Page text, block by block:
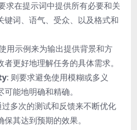
求在提示词中提供所有必要和关
键词、语气、受众、以及格式和
用示例来为输出提供背景和方
更好地理解任务的具体需求。
: 则要求避免使用模糊或多义
能地明确和精确。
过多次的测试和反馈来不断优化
其达到预期的效果。